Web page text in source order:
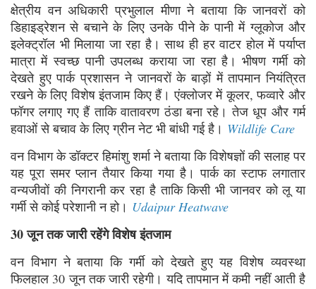
क्षेत्रीय वन अधिकारी प्रभुलाल मीणा ने बताया कि जानवरों को
डिहाइड्रेशन से बचाने के लिए उनके पीने के पानी में ग्लूकोज और
इलेक्ट्रॉल भी मिलाया जा रहा है। साथ ही हर वाटर होल में पर्याप्त
मात्रा में स्वच्छ पानी उपलब्ध कराया जा रहा है। भीषण गर्मी को
देखते हुए पार्क प्रशासन ने जानवरों के बाड़ों में तापमान नियंत्रित
रखने के लिए विशेष इंतजाम किए हैं। एंक्लोजर में कूलर, फव्वारे और
फॉगर लगाए गए हैं ताकि वातावरण ठंडा बना रहे। तेज धूप और गर्म
हवाओं से बचाव के लिए ग्रीन नेट भी बांधी गई है। Wildlife Care
वन विभाग के डॉक्टर हिमांशु शर्मा ने बताया कि विशेषज्ञों की सलाह पर
यह पूरा समर प्लान तैयार किया गया है। पार्क का स्टाफ लगातार
वन्यजीवों की निगरानी कर रहा है ताकि किसी भी जानवर को लू या
गर्मी से कोई परेशानी न हो। Udaipur Heatwave
30 जून तक जारी रहेंगे विशेष इंतजाम
वन विभाग ने बताया कि गर्मी को देखते हुए यह विशेष व्यवस्था
फिलहाल 30 जून तक जारी रहेगी। यदि तापमान में कमी नहीं आती है